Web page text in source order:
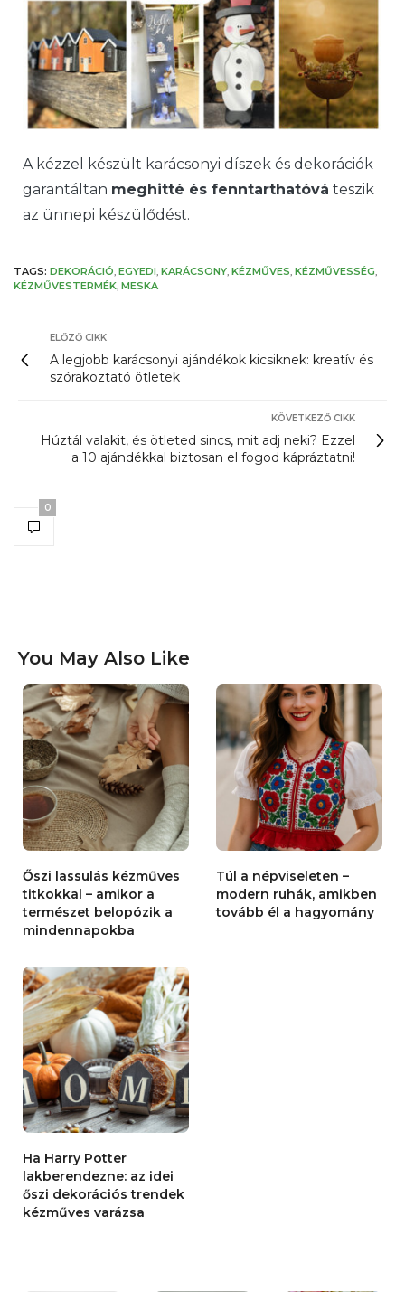
A kézzel készült karácsonyi díszek és dekorációk
garantáltan meghitté és fenntarthatóvá teszik
az ünnepi készülődést.
TAGS: DEKORÁCIÓ, EGYEDI, KARÁCSONY, KÉZMŰVES, KÉZMŰVESSÉG,
KÉZMŰVESTERMÉK, MESKA
ELŐZŐ CIKK
A legjobb karácsonyi ajándékok kicsiknek: kreatív és
szórakoztató ötletek
KÖVETKEZŐ CIKK
Húztál valakit, és ötleted sincs, mit adj neki? Ezzel
a 10 ajándékkal biztosan el fogod kápráztatni!
0
You May Also Like
Őszi lassulás kézműves
titkokkal – amikor a
természet belopózik a
mindennapokba
Túl a népviseleten –
modern ruhák, amikben
tovább él a hagyomány
Ha Harry Potter
lakberendezne: az idei
őszi dekorációs trendek
kézműves varázsa